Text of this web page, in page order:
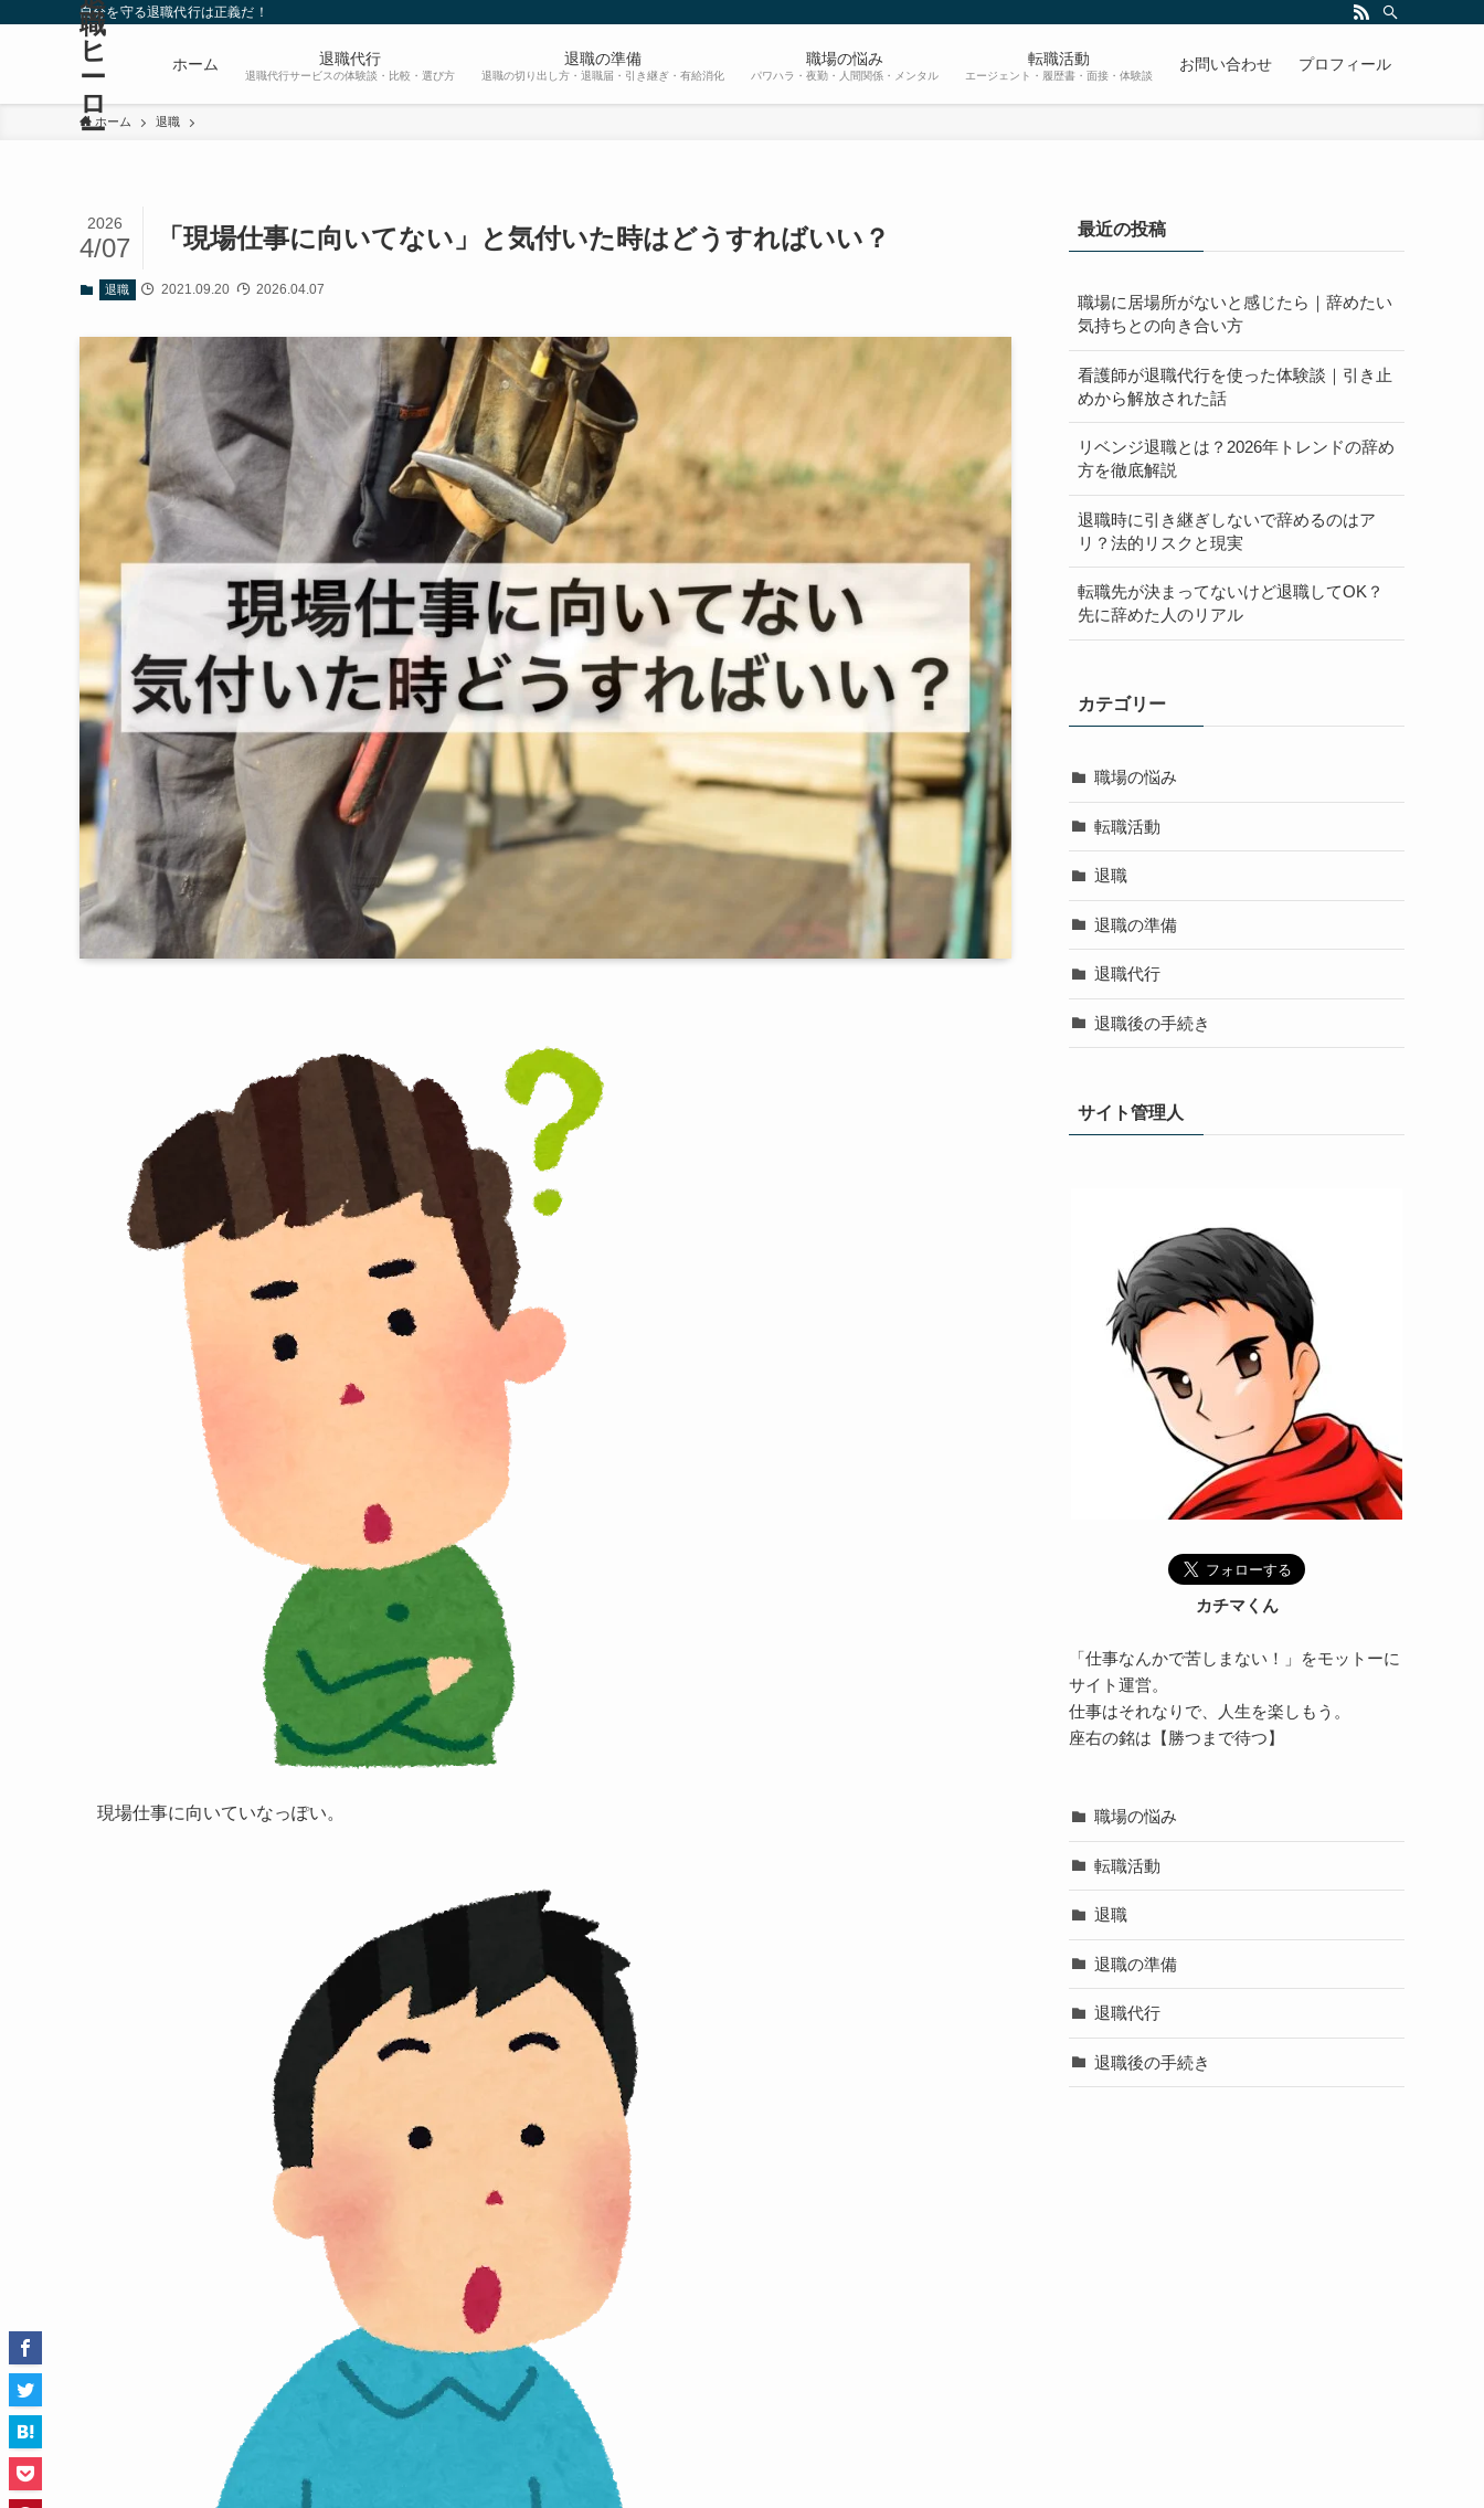
自分を守る退職代行は正義だ！
職
ヒ
ー
ロ
ー
ホーム 退職代行
退職代行サービスの体験談・比較・選び方
退職の準備
退職の切り出し方・退職届・引き継ぎ・有給消化
職場の悩み
パワハラ・夜勤・人間関係・メンタル
転職活動
エージェント・履歴書・面接・体験談
お問い合わせ プロフィール
ホーム 退職
「現場仕事に向いてない」と気付いた時はどうすればいい？
2026
4/07
退職 2021.09.20 2026.04.07
現場仕事に向いていなっぽい。
最近の投稿
職場に居場所がないと感じたら｜辞めたい
気持ちとの向き合い方
看護師が退職代行を使った体験談｜引き止
めから解放された話
リベンジ退職とは？2026年トレンドの辞め
方を徹底解説
退職時に引き継ぎしないで辞めるのはア
リ？法的リスクと現実
転職先が決まってないけど退職してOK？
先に辞めた人のリアル
カテゴリー
職場の悩み
転職活動
退職
退職の準備
退職代行
退職後の手続き
サイト管理人
カチマくん
「仕事なんかで苦しまない！」をモットーに
サイト運営。
仕事はそれなりで、人生を楽しもう。
座右の銘は【勝つまで待つ】
職場の悩み
転職活動
退職
退職の準備
退職代行
退職後の手続き